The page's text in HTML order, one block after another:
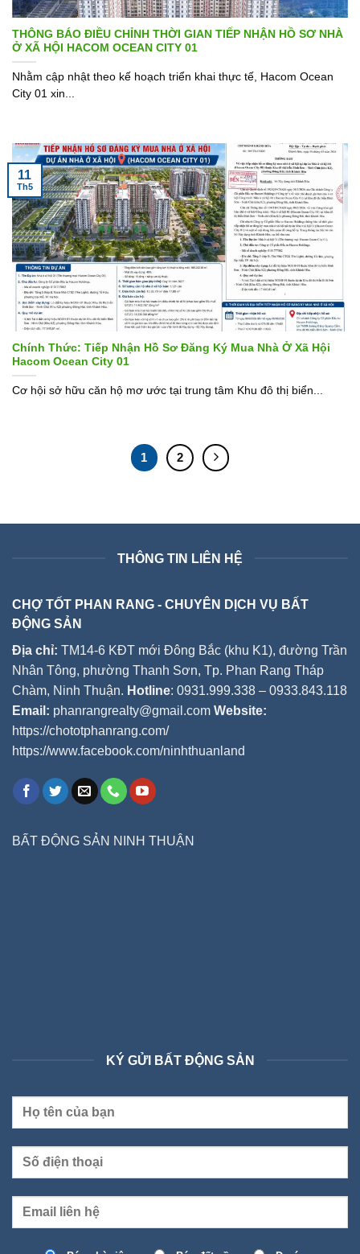
THÔNG BÁO ĐIỀU CHỈNH THỜI GIAN TIẾP NHẬN HỒ SƠ NHÀ
Ở XÃ HỘI HACOM OCEAN CITY 01
Nhằm cập nhật theo kế hoạch triển khai thực tế, Hacom Ocean
City 01 xin...
Chính Thức: Tiếp Nhận Hồ Sơ Đăng Ký Mua Nhà Ở Xã Hội
Hacom Ocean City 01
Cơ hội sở hữu căn hộ mơ ước tại trung tâm Khu đô thị biển...
11
Th5
1 2
THÔNG TIN LIÊN HỆ
CHỢ TỐT PHAN RANG - CHUYÊN DỊCH VỤ BẤT
ĐỘNG SẢN
Địa chỉ: TM14-6 KĐT mới Đông Bắc (khu K1), đường Trần
Nhân Tông, phường Thanh Sơn, Tp. Phan Rang Tháp
Chàm, Ninh Thuận. Hotline: 0931.999.338 – 0933.843.118
Email: phanrangrealty@gmail.com Website:
https://chototphanrang.com/
https://www.facebook.com/ninhthuanland
BẤT ĐỘNG SẢN NINH THUẬN
KÝ GỬI BẤT ĐỘNG SẢN